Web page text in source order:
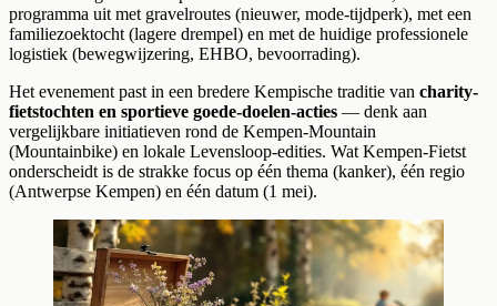
programma uit met gravelroutes (nieuwer, mode-tijdperk), met een
familiezoektocht (lagere drempel) en met de huidige professionele
logistiek (bewegwijzering, EHBO, bevoorrading).
Het evenement past in een bredere Kempische traditie van charity-
fietstochten en sportieve goede-doelen-acties — denk aan
vergelijkbare initiatieven rond de Kempen-Mountain
(Mountainbike) en lokale Levensloop-edities. Wat Kempen-Fietst
onderscheidt is de strakke focus op één thema (kanker), één regio
(Antwerpse Kempen) en één datum (1 mei).